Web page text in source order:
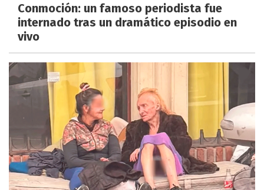
Conmoción: un famoso periodista fue
internado tras un dramático episodio en
vivo